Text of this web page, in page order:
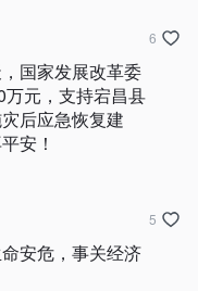
国家发展改革委
元，支持宕昌县
后应急恢复建
安！
6
安危，事关经济
5